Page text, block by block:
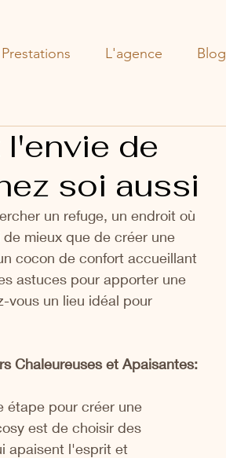
Prestations L'agence Blog
de
soi aussi
un refuge, un endroit où
mieux que de créer une
cocon de confort accueillant
astuces pour apporter une
vous un lieu idéal pour
Chaleureuses et Apaisantes:
étape pour créer une
est de choisir des
apaisent l'esprit et